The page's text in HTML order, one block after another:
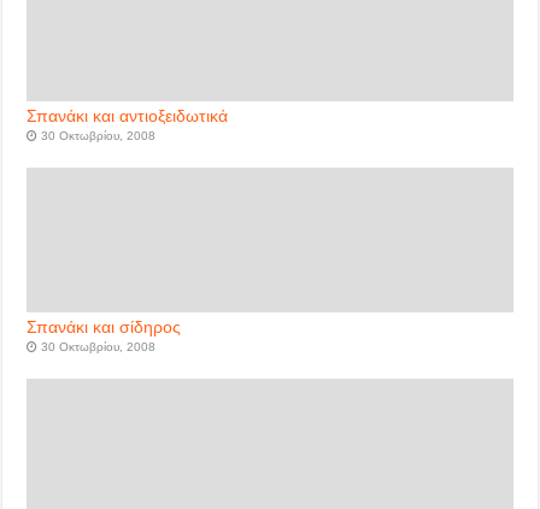
Σπανάκι και αντιοξειδωτικά
30 Οκτωβρίου, 2008
Σπανάκι και σίδηρος
30 Οκτωβρίου, 2008